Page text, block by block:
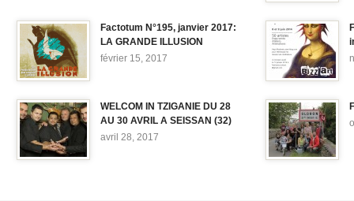
Factotum N°195, janvier 2017:
LA GRANDE ILLUSION
février 15, 2017
WELCOM IN TZIGANIE DU 28
AU 30 AVRIL A SEISSAN (32)
avril 28, 2017